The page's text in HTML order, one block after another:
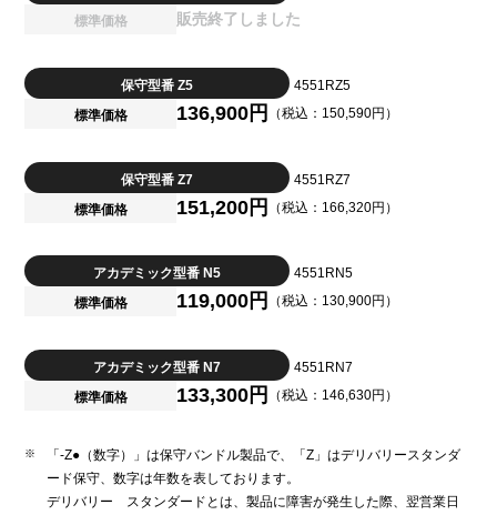
標準価格
販売終了しました
保守型番 Z5
4551RZ5
標準価格
136,900円 （税込：150,590円）
保守型番 Z7
4551RZ7
標準価格
151,200円 （税込：166,320円）
アカデミック型番 N5
4551RN5
標準価格
119,000円 （税込：130,900円）
アカデミック型番 N7
4551RN7
標準価格
133,300円 （税込：146,630円）
「-Z●（数字）」は保守バンドル製品で、「Z」はデリバリースタンダ
ード保守、数字は年数を表しております。
デリバリー スタンダードとは、製品に障害が発生した際、翌営業日